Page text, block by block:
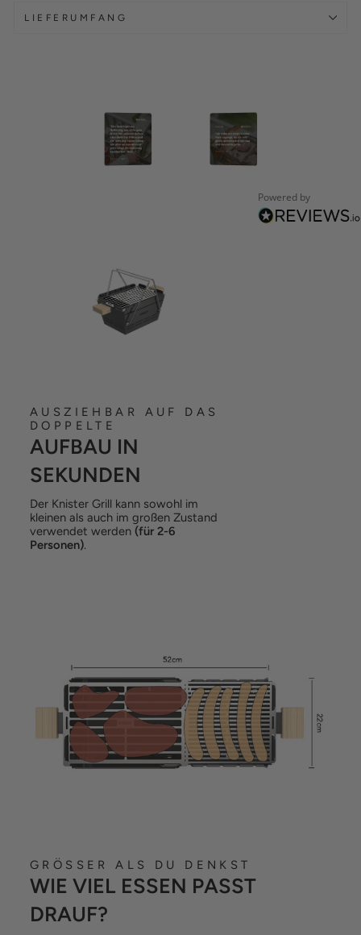
LIEFERUMFANG
Powered by
AUSZIEHBAR AUF DAS
DOPPELTE
AUFBAU IN
SEKUNDEN
Der Knister Grill kann sowohl im
kleinen als auch im großen Zustand
verwendet werden (für 2-6
Personen).
GRÖSSER ALS DU DENKST
WIE VIEL ESSEN PASST
DRAUF?